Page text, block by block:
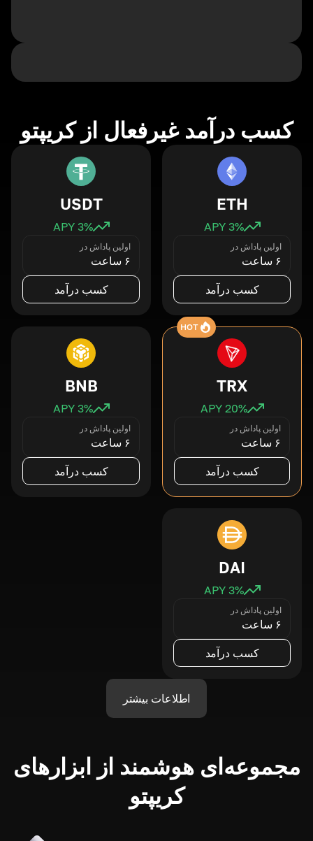
کسب درآمد غیرفعال از کریپتو
ETH
3% APY
اولین پاداش در
۶ ساعت
کسب درآمد
USDT
3% APY
اولین پاداش در
۶ ساعت
کسب درآمد
HOT
TRX
20% APY
اولین پاداش در
۶ ساعت
کسب درآمد
BNB
3% APY
اولین پاداش در
۶ ساعت
کسب درآمد
DAI
3% APY
اولین پاداش در
۶ ساعت
کسب درآمد
اطلاعات بیشتر
مجموعه‌ای هوشمند از ابزارهای
کریپتو